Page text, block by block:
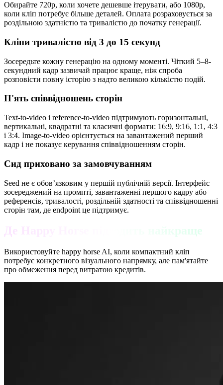
Обирайте 720p, коли хочете дешевше ітерувати, або 1080p,
коли кліп потребує більше деталей. Оплата розраховується за
роздільною здатністю та тривалістю до початку генерації.
Кліпи тривалістю від 3 до 15 секунд
Зосередьте кожну генерацію на одному моменті. Чіткий 5–8-
секундний кадр зазвичай працює краще, ніж спроба
розповісти повну історію з надто великою кількістю подій.
П'ять співвідношень сторін
Text-to-video і reference-to-video підтримують горизонтальні,
вертикальні, квадратні та класичні формати: 16:9, 9:16, 1:1, 4:3
і 3:4. Image-to-video орієнтується на завантажений перший
кадр і не показує керування співвідношенням сторін.
Сид приховано за замовчуванням
Seed не є обов’язковим у першій публічній версії. Інтерфейс
зосереджений на промпті, завантаженні першого кадру або
референсів, тривалості, роздільній здатності та співвідношенні
сторін там, де endpoint це підтримує.
Де Happy Horse підходить найкраще
Використовуйте happy horse AI, коли компактний кліп
потребує конкретного візуального напрямку, але пам'ятайте
про обмеження перед витратою кредитів.